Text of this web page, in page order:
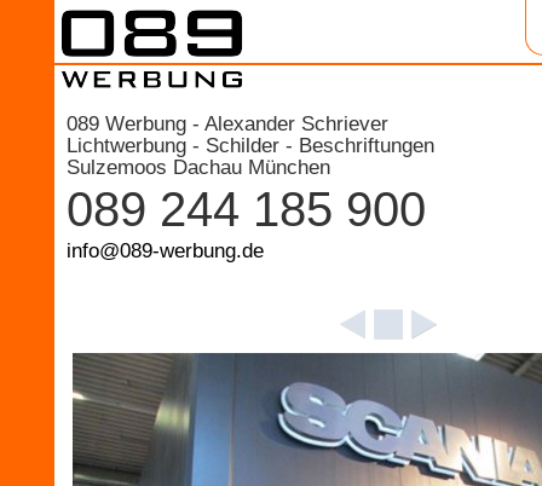
089 Werbung - Alexander Schriever
Lichtwerbung - Schilder - Beschriftungen
Sulzemoos Dachau München
089 244 185 900
info@089-werbung.de